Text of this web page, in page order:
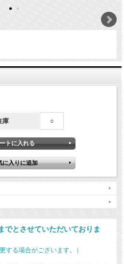
庫 ○
とさせていただいておりま
する場合がございます。）